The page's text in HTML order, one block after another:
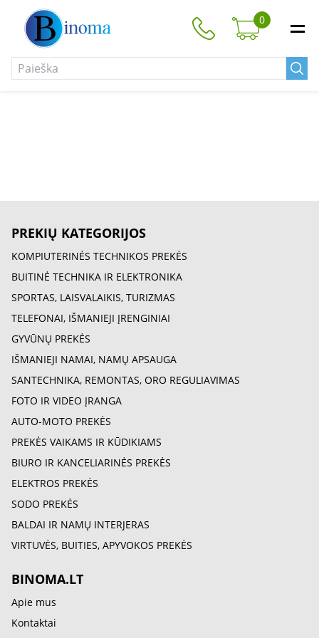
0
PREKIŲ KATEGORIJOS
KOMPIUTERINĖS TECHNIKOS PREKĖS
BUITINĖ TECHNIKA IR ELEKTRONIKA
SPORTAS, LAISVALAIKIS, TURIZMAS
TELEFONAI, IŠMANIEJI ĮRENGINIAI
GYVŪNŲ PREKĖS
IŠMANIEJI NAMAI, NAMŲ APSAUGA
SANTECHNIKA, REMONTAS, ORO REGULIAVIMAS
FOTO IR VIDEO ĮRANGA
AUTO-MOTO PREKĖS
PREKĖS VAIKAMS IR KŪDIKIAMS
BIURO IR KANCELIARINĖS PREKĖS
ELEKTROS PREKĖS
SODO PREKĖS
BALDAI IR NAMŲ INTERJERAS
VIRTUVĖS, BUITIES, APYVOKOS PREKĖS
BINOMA.LT
Apie mus
Kontaktai